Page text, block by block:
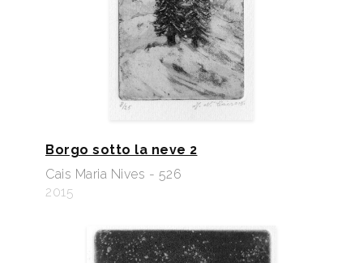
Borgo sotto la neve 2
Cais Maria Nives - 526
2015